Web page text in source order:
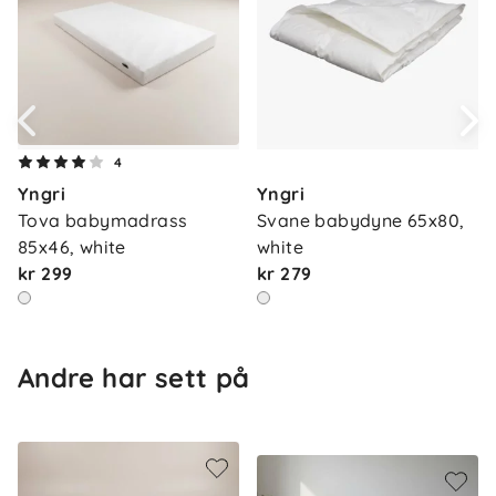
Sikkerhetsstandard: EN 1930:2019
Tilbehør: madrass, transportpose og festebånd
(2 stk, 4,65 m)
4
Yngri
Tova babymadrass
85x46, white
kr 299
Yngri
Svane babydyne 65x80,
white
kr 279
Andre har sett på